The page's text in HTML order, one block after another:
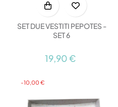
SET DUE VESTITI PEPOTES -
SET 6
19,90 €
-10,00 €